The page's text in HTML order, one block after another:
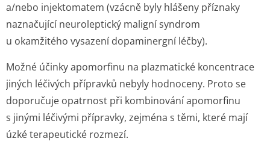
a/nebo injektomatem (vzácně byly hlášeny příznaky
naznačující neuroleptický maligní syndrom
u okamžitého vysazení dopaminergní léčby).
Možné účinky apomorfinu na plazmatické koncentrace
jiných léčivých přípravků nebyly hodnoceny. Proto se
doporučuje opatrnost při kombinování apomorfinu
s jinými léčivými přípravky, zejména s těmi, které mají
úzké terapeutické rozmezí.